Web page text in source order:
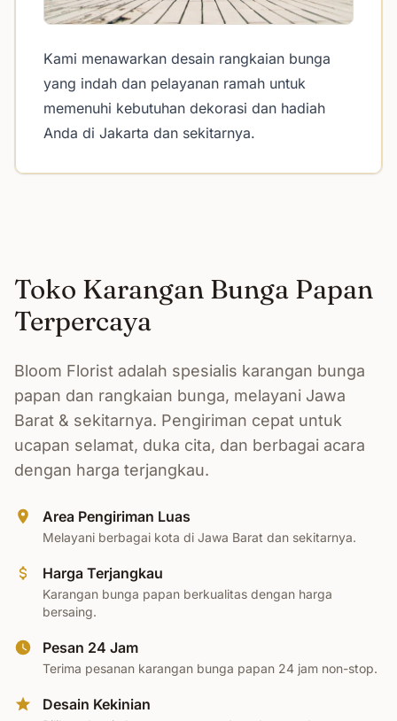
Kami menawarkan desain rangkaian bunga
yang indah dan pelayanan ramah untuk
memenuhi kebutuhan dekorasi dan hadiah
Anda di Jakarta dan sekitarnya.
Toko Karangan Bunga Papan
Terpercaya
Bloom Florist adalah spesialis karangan bunga
papan dan rangkaian bunga, melayani Jawa
Barat & sekitarnya. Pengiriman cepat untuk
ucapan selamat, duka cita, dan berbagai acara
dengan harga terjangkau.
Area Pengiriman Luas
Melayani berbagai kota di Jawa Barat dan sekitarnya.
Harga Terjangkau
Karangan bunga papan berkualitas dengan harga
bersaing.
Pesan 24 Jam
Terima pesanan karangan bunga papan 24 jam non-stop.
Desain Kekinian